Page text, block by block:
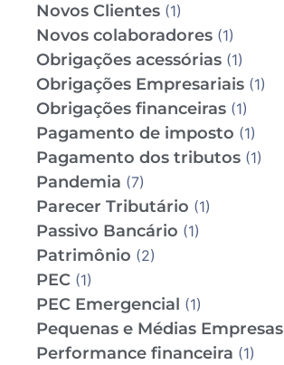
Novos Clientes (1)
Novos colaboradores (1)
Obrigações acessórias (1)
Obrigações Empresariais (1)
Obrigações financeiras (1)
Pagamento de imposto (1)
Pagamento dos tributos (1)
Pandemia (7)
Parecer Tributário (1)
Passivo Bancário (1)
Patrimônio (2)
PEC (1)
PEC Emergencial (1)
Pequenas e Médias Empresas
Performance financeira (1)